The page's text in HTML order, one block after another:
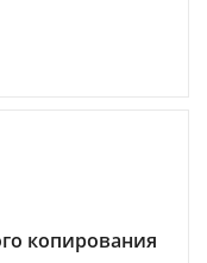
копирования